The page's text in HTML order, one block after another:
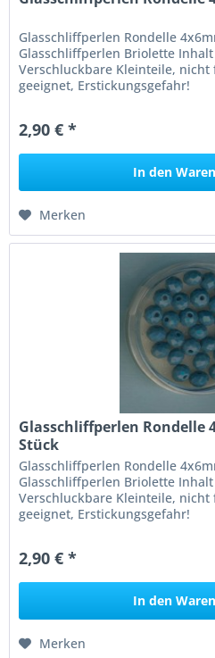
Glasschliffperlen Rondelle
Glasschliffperlen Briolette
Verschluckbare Kleinteile,
geeignet, Erstickungsgefahr!
2,90 € *
In den
Merken
Glasschliffperlen Rondelle
Stück
Glasschliffperlen Rondelle
Glasschliffperlen Briolette
Verschluckbare Kleinteile,
geeignet, Erstickungsgefahr!
2,90 € *
In den
Merken